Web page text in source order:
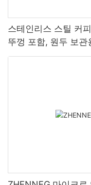
스테인리스 스틸 커
뚜껑 포함, 원두 보관